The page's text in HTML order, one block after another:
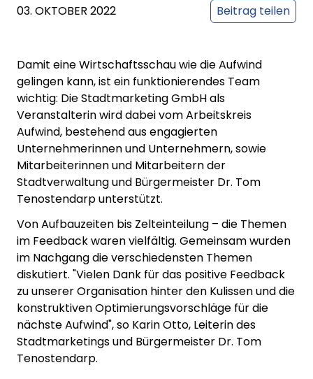
03. OKTOBER 2022 Beitrag teilen
Damit eine Wirtschaftsschau wie die Aufwind
gelingen kann, ist ein funktionierendes Team
wichtig: Die Stadtmarketing GmbH als
Veranstalterin wird dabei vom Arbeitskreis
Aufwind, bestehend aus engagierten
Unternehmerinnen und Unternehmern, sowie
Mitarbeiterinnen und Mitarbeitern der
Stadtverwaltung und Bürgermeister Dr. Tom
Tenostendarp unterstützt.
Von Aufbauzeiten bis Zelteinteilung – die Themen
im Feedback waren vielfältig. Gemeinsam wurden
im Nachgang die verschiedensten Themen
diskutiert. "Vielen Dank für das positive Feedback
zu unserer Organisation hinter den Kulissen und die
konstruktiven Optimierungsvorschläge für die
nächste Aufwind", so Karin Otto, Leiterin des
Stadtmarketings und Bürgermeister Dr. Tom
Tenostendarp.